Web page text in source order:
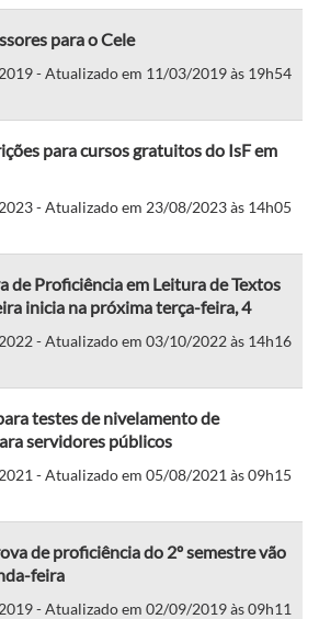
para o Cele
- Atualizado em 11/03/2019 às 19h54
para cursos gratuitos do IsF em
- Atualizado em 23/08/2023 às 14h05
de Proficiência em Leitura de Textos
inicia na próxima terça-feira, 4
- Atualizado em 03/10/2022 às 14h16
testes de nivelamento de
servidores públicos
- Atualizado em 05/08/2021 às 09h15
de proficiência do 2º semestre vão
feira
- Atualizado em 02/09/2019 às 09h11